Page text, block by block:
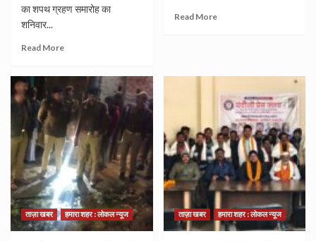
का शपथ ग्रहण समारोह का
शनिवार...
Read More
Read More
ताज़ा खबर हमारा शहर : लोकल न्यूज ताज़ा खबर हमारा शहर : लोकल न्यूज